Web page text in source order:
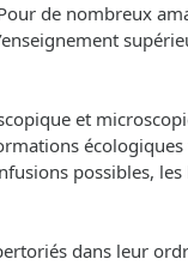
de nombreux
et
possibles,
dans leur